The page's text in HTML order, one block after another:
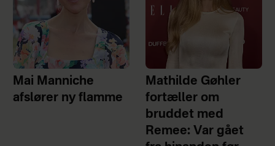
Mai Manniche
afslører ny flamme
Mathilde Gøhler
fortæller om
bruddet med
Remee: Var gået